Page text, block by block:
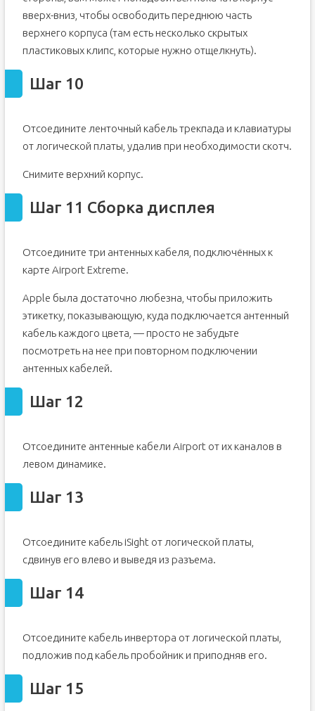
вверх-вниз, чтобы освободить переднюю часть
верхнего корпуса (там есть несколько скрытых
пластиковых клипс, которые нужно отщелкнуть).
Шаг 10
Отсоедините ленточный кабель трекпада и клавиатуры
от логической платы, удалив при необходимости скотч.
Снимите верхний корпус.
Шаг 11 Сборка дисплея
Отсоедините три антенных кабеля, подключённых к
карте Airport Extreme.
Apple была достаточно любезна, чтобы приложить
этикетку, показывающую, куда подключается антенный
кабель каждого цвета, — просто не забудьте
посмотреть на нее при повторном подключении
антенных кабелей.
Шаг 12
Отсоедините антенные кабели Airport от их каналов в
левом динамике.
Шаг 13
Отсоедините кабель iSight от логической платы,
сдвинув его влево и выведя из разъема.
Шаг 14
Отсоедините кабель инвертора от логической платы,
подложив под кабель пробойник и приподняв его.
Шаг 15